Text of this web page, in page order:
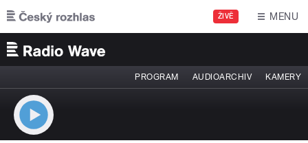
Přejít k hlavnímu obsahu
ŽIVĚ MENU
PROGRAM AUDIOARCHIV KAMERY